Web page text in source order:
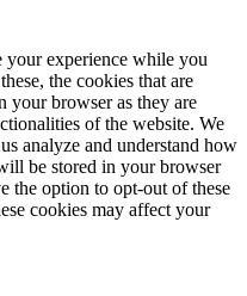
your experience while you
the cookies that are
your browser as they are
of the website. We
analyze and understand how
be stored in your browser
the option to opt-out of these
cookies may affect your